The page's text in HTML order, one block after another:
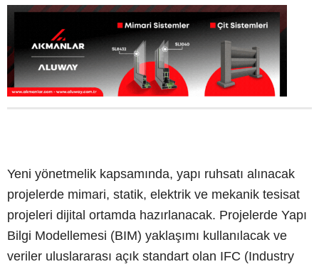
Yeni yönetmelik kapsamında, yapı ruhsatı alınacak
projelerde mimari, statik, elektrik ve mekanik tesisat
projeleri dijital ortamda hazırlanacak. Projelerde Yapı
Bilgi Modellemesi (BIM) yaklaşımı kullanılacak ve
veriler uluslararası açık standart olan IFC (Industry